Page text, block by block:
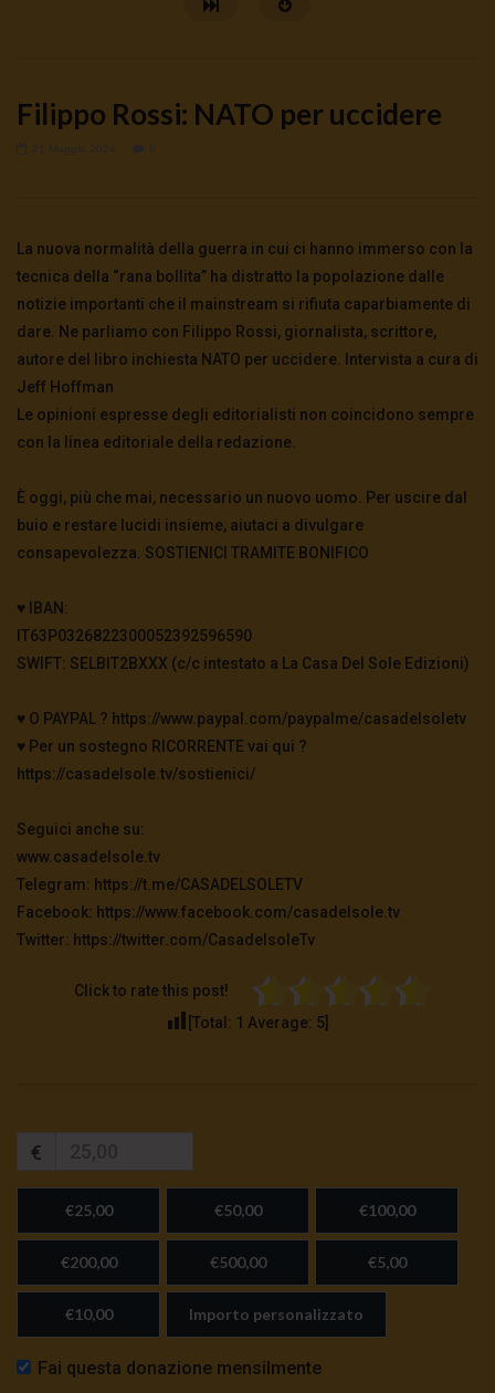
Cinema, mito e potere: come ci
preparano alla guerra
0
149 0 0
Putrino: coscienti o
5 Agosto 2026 - LUD:
Filippo Rossi: NATO per uccidere
La nuova normalità della guerra in cui ci hanno immerso con la
tecnica della “rana bollita” ha distratto la popolazione dalle
notizie importanti che il mainstream si rifiuta caparbiamente di
dare. Ne parliamo con Filippo Rossi, giornalista, scrittore,
autore del libro inchiesta NATO per uccidere. Intervista a cura di
Jeff Hoffman
Le opinioni espresse degli editorialisti non coincidono sempre
con la linea editoriale della redazione.
È oggi, più che mai, necessario un nuovo uomo. Per uscire dal
buio e restare lucidi insieme, aiutaci a divulgare
consapevolezza. SOSTIENICI TRAMITE BONIFICO
♥️ IBAN:
IT63P0326822300052392596590
SWIFT: SELBIT2BXXX (c/c intestato a La Casa Del Sole Edizioni)
♥️ O PAYPAL ? https://www.paypal.com/paypalme/casadelsoletv
♥️ Per un sostegno RICORRENTE vai qui ?
https://casadelsole.tv/sostienici/
Seguici anche su:
www.casadelsole.tv
Telegram: https://t.me/CASADELSOLETV
Facebook: https://www.facebook.com/casadelsole.tv
Twitter: https://twitter.com/CasadelsoleTv
Click to rate this post!
[Total: 1 Average: 5
€
€25,00 €50,00 €100,00
€200,00 €500,00 €5,00
€10,00 Importo personalizzato
Fai questa donazione mensilmente